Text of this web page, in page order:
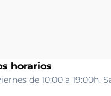
horarios
de 10:00 a 19:00h.